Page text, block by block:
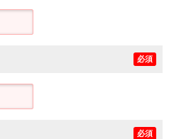
必須
必須